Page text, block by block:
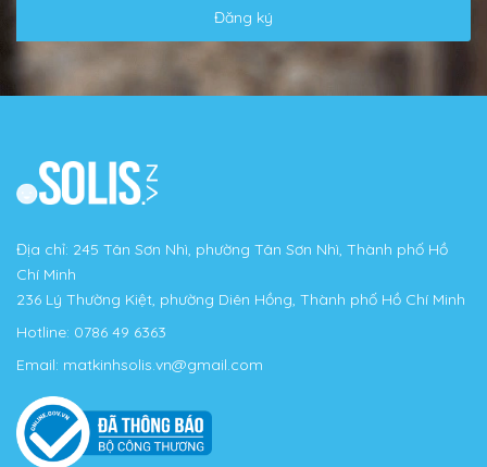
Đăng ký
Địa chỉ: 245 Tân Sơn Nhì, phường Tân Sơn Nhì, Thành phố Hồ
Chí Minh
236 Lý Thường Kiệt, phường Diên Hồng, Thành phố Hồ Chí Minh
Hotline: 0786 49 6363
Email: matkinhsolis.vn@gmail.com